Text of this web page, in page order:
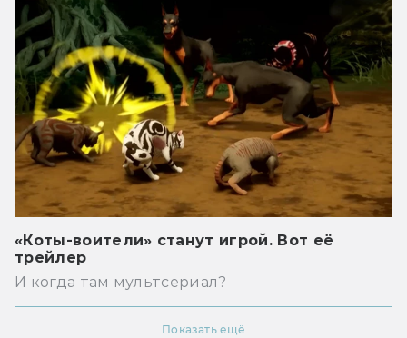
«Коты-воители» станут игрой. Вот её
трейлер
И когда там мультсериал?
Показать ещё